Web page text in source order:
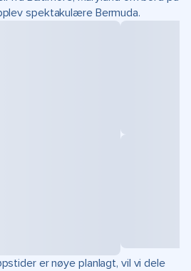
spektakulære Bermuda.
er nøye planlagt, vil vi dele